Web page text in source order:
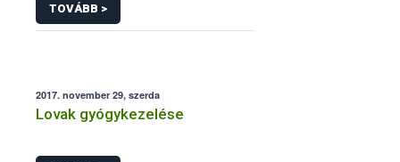
TOVÁBB >
2017. november 29, szerda
Lovak gyógykezelése